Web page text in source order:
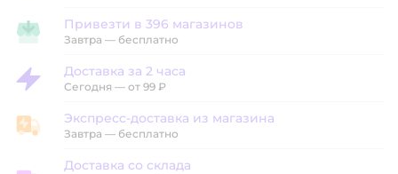
Привезти в магазин
Привезти в 396 магазинов
Завтра — бесплатно
Доставка за 2 часа
Доставка за 2 часа
Сегодня — от 99 ₽
Экспресс-доставка из магазина
Экспресс-доставка из магазина
Завтра — бесплатно
Доставка со склада